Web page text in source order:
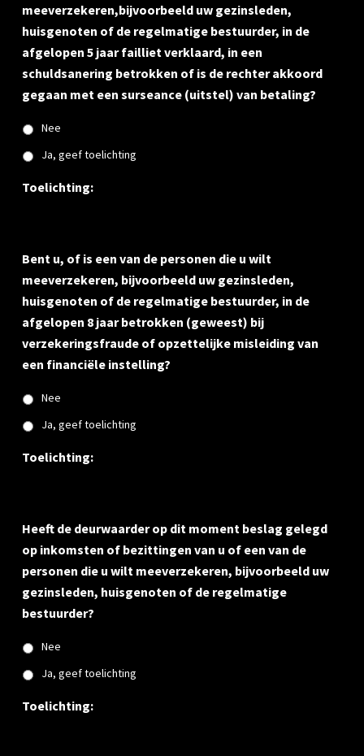
meeverzekeren,bijvoorbeeld uw gezinsleden,
huisgenoten of de regelmatige bestuurder, in de
afgelopen 5 jaar failliet verklaard, in een
schuldsanering betrokken of is de rechter akkoord
gegaan met een surseance (uitstel) van betaling?
Nee
Ja, geef toelichting
Toelichting:
Bent u, of is een van de personen die u wilt
meeverzekeren, bijvoorbeeld uw gezinsleden,
huisgenoten of de regelmatige bestuurder, in de
afgelopen 8 jaar betrokken (geweest) bij
verzekeringsfraude of opzettelijke misleiding van
een financiële instelling?
Nee
Ja, geef toelichting
Toelichting:
Heeft de deurwaarder op dit moment beslag gelegd
op inkomsten of bezittingen van u of een van de
personen die u wilt meeverzekeren, bijvoorbeeld uw
gezinsleden, huisgenoten of de regelmatige
bestuurder?
Nee
Ja, geef toelichting
Toelichting: